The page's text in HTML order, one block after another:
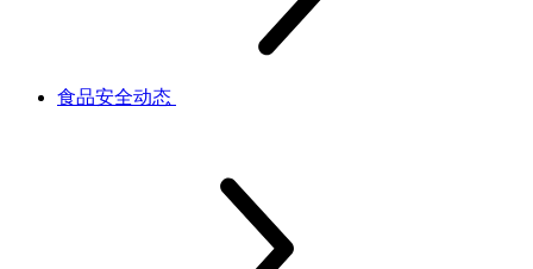
食品安全动态